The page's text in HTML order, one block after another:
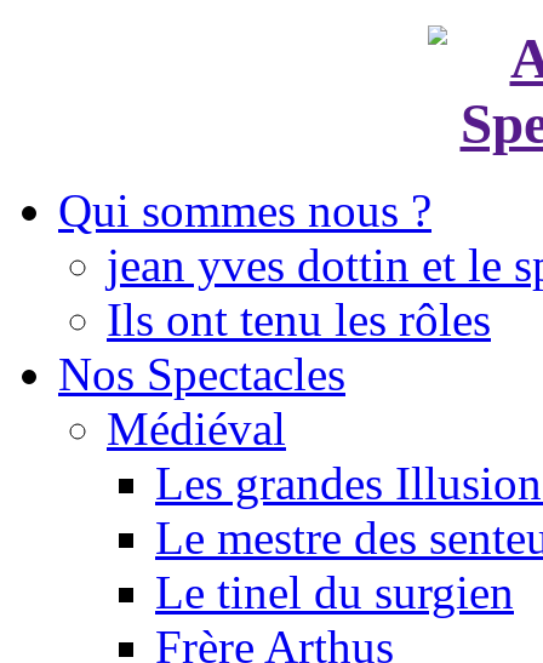
Qui sommes nous ?
jean yves dottin et le
Ils ont tenu les rôles
Nos Spectacles
Médiéval
Les grandes
Le mestre des
Le tinel du surgien
Frère Arthus